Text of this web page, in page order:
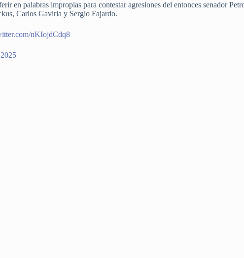
en palabras impropias para contestar agresiones del entonces senador
Carlos Gaviria y Sergio Fajardo.
nKIojdCdq8